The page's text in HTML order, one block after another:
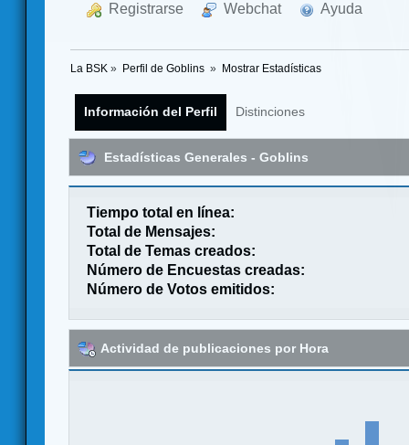
Registrarse Webchat Ayuda
La BSK » Perfil de Goblins » Mostrar Estadísticas
Información del Perfil Distinciones
Estadísticas Generales - Goblins
Tiempo total en línea:
Total de Mensajes:
Total de Temas creados:
Número de Encuestas creadas:
Número de Votos emitidos:
Actividad de publicaciones por Hora